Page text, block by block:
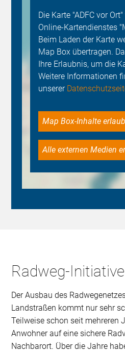
Die Karte "ADFC vor
Online-Kartendienstes
Beim Laden der Karte
Map Box übertragen.
Ihre Erlaubnis, um die
Weitere Informationen
unserer
Map Box-Inhalte
Alle externen Medien
Radweg-
Der Ausbau des
Landstraßen kommt nur sehr
Teilweise schon seit mehreren
Anwohner auf eine sichere
Nachbarort. Über die Jahre